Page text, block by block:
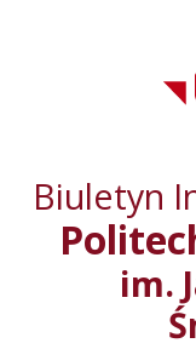
Biuletyn
im.